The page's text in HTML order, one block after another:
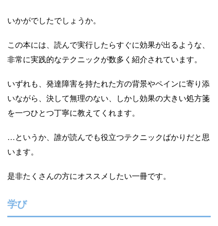
いかがでしたでしょうか。
この本には、読んで実行したらすぐに効果が出るような、
非常に実践的なテクニックが数多く紹介されています。
いずれも、発達障害を持たれた方の背景やペインに寄り添
いながら、決して無理のない、しかし効果の大きい処方箋
を一つひとつ丁寧に教えてくれます。
…というか、誰が読んでも役立つテクニックばかりだと思
います。
是非たくさんの方にオススメしたい一冊です。
学び